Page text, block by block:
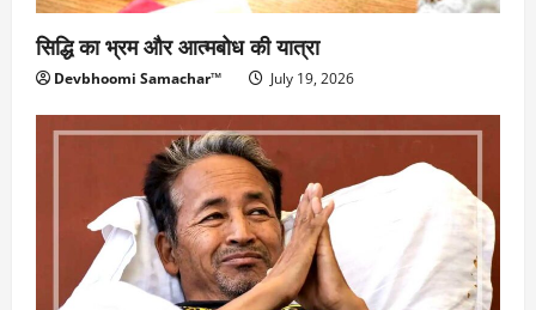
सिद्धि का भ्रम और आत्मबोध की यात्रा
Devbhoomi Samachar™ July 19, 2026